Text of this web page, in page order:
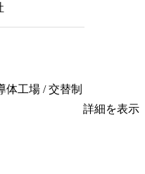
体工場 / 交替制
詳細を表示